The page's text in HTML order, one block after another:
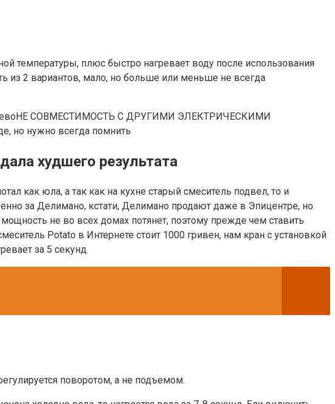
температуры, плюс быстро нагревает воду после использования
2 вариантов, мало, но больше или меньше не всегда
СОВМЕСТИМОСТЬ С ДРУГИМИ ЭЛЕКТРИЧЕСКИМИ
но нужно всегда помнить
худшего результата
как юла, а так как на кухне старый смеситель подвел, то и
за Делимано, кстати, Делимано продают даже в Эпицентре, но
не во всех домах потянет, поэтому прежде чем ставить
Potato в Интернете стоит 1000 гривен, нам кран с установкой
за 5 секунд.
поворотом, а не подъемом.